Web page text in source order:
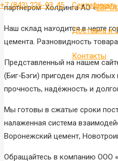
Доставка и
Контакты
+7 (843) 226-93-45
партнером Холдинга АО «
Наш склад находится в черте
цемента. Разновидность
Представленный на нашем
(Биг-Бэги) пригоден для
прочность, надёжность и
Мы готовы в сжатые сроки
налаженная система
Воронежский цемент,
Обращайтесь в компанию ООО